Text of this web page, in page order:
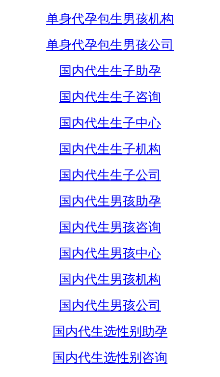
单身代孕包生男孩机构
单身代孕包生男孩公司
国内代生生子助孕
国内代生生子咨询
国内代生生子中心
国内代生生子机构
国内代生生子公司
国内代生男孩助孕
国内代生男孩咨询
国内代生男孩中心
国内代生男孩机构
国内代生男孩公司
国内代生选性别助孕
国内代生选性别咨询